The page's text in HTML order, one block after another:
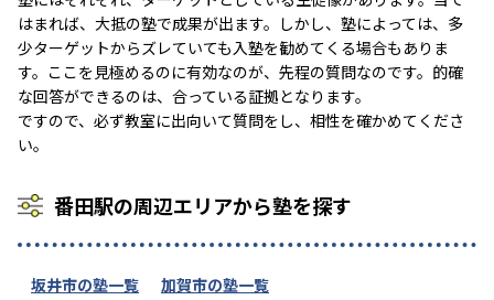
はまれば、大抵の塾で成果が出ます。しかし、塾によっては、多
少ターゲットからズレていても入塾を勧めてくる場合もありま
す。ここを見極めるのに有効なのが、先程の質問なのです。的確
な回答ができるのは、合っている証拠となります。
ですので、必ず教室に出向いて質問をし、相性を確かめてくださ
い。
番田駅の周辺エリアから塾を探す
坂井市の塾一覧 加賀市の塾一覧